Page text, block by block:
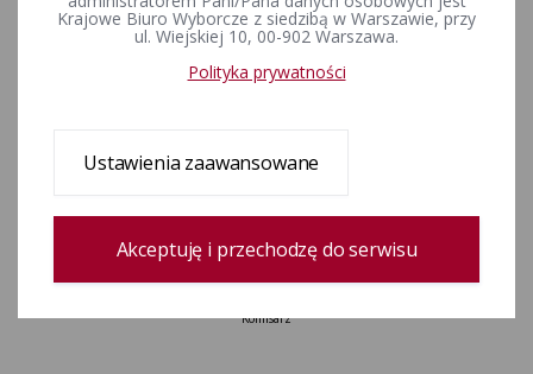
Informacje
Wyjaśnienia, stanowiska, komunikaty
Uchwały
Urzędnicy wyborczy
Konkurs „Wybieram Wybory”
Archiwum
Komisarz
Krajowe Biuro Wyborcze z siedzibą w Warszawie, przy
ul. Wiejskiej 10, 00-902 Warszawa.
Polityka prywatności
Ustawienia zaawansowane
Akceptuję i przechodzę do serwisu